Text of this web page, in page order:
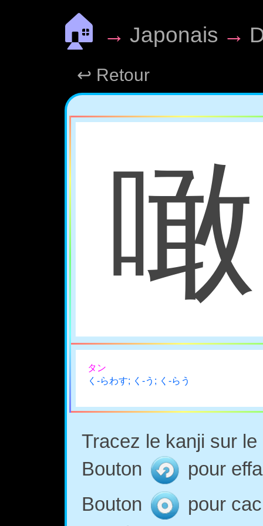
🏠 → Japonais →
↩ Retour
タン
く-らわす; く-う; く-らう
Tracez le kanji sur
Bouton
pour
Bouton
pour